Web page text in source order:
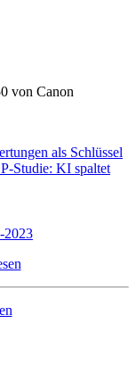
von Canon
als Schlüssel
Studie: KI spaltet